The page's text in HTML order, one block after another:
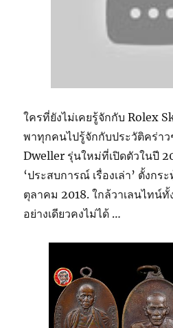
ใครที่ยังไม่เคยรู้จักกับ Rolex
พาทุกคนไปรู้จักกับประวัติคร่า
Dweller รุ่นใหม่ที่เปิดตัวในปี
‘ประสบการณ์ เรื่องเล่า’ ตั้งก
ตุลาคม 2018. ใกล้วาเลนไทน์
อย่างเดียวคงไม่ได้ …